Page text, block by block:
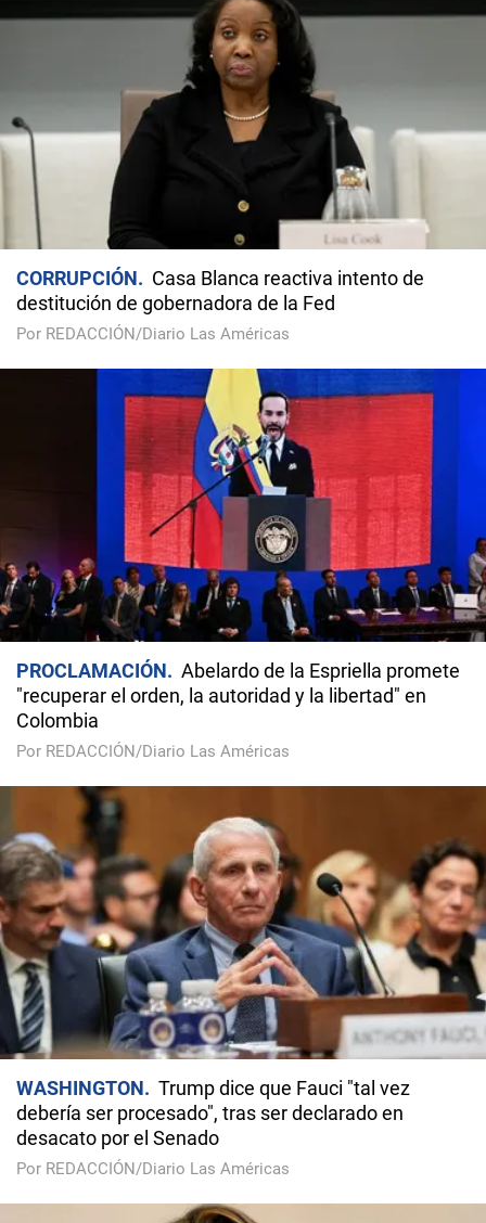
CORRUPCIÓN
Casa Blanca reactiva intento de
destitución de gobernadora de la Fed
Por REDACCIÓN/Diario Las Américas
PROCLAMACIÓN
Abelardo de la Espriella promete
"recuperar el orden, la autoridad y la libertad" en
Colombia
Por REDACCIÓN/Diario Las Américas
WASHINGTON
Trump dice que Fauci "tal vez
debería ser procesado", tras ser declarado en
desacato por el Senado
Por REDACCIÓN/Diario Las Américas